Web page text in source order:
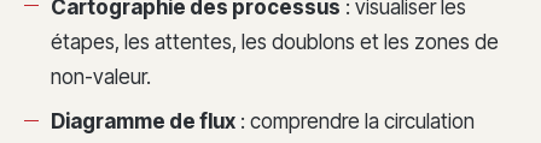
Cartographie des processus : visualiser les
étapes, les attentes, les doublons et les zones de
non-valeur.
Diagramme de flux : comprendre la circulation